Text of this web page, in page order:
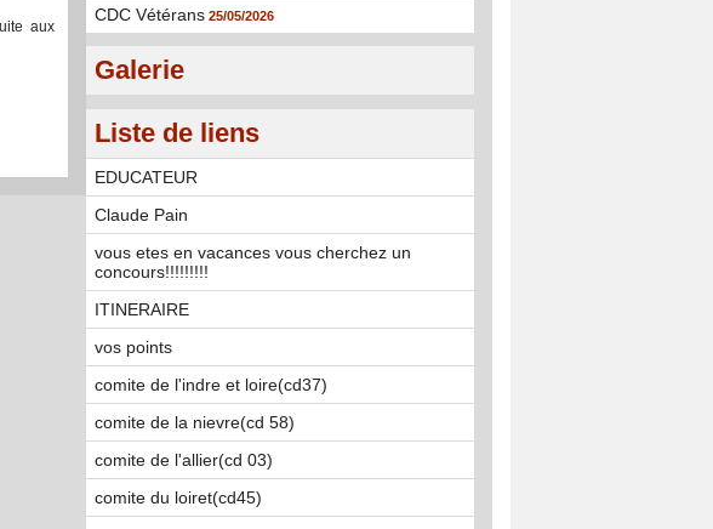
aux
CDC Vétérans 25/05/2026
Galerie
Liste de liens
EDUCATEUR
Claude Pain
vous etes en vacances vous cherchez un
concours!!!!!!!!!
ITINERAIRE
vos points
comite de l'indre et loire(cd37)
comite de la nievre(cd 58)
comite de l'allier(cd 03)
comite du loiret(cd45)